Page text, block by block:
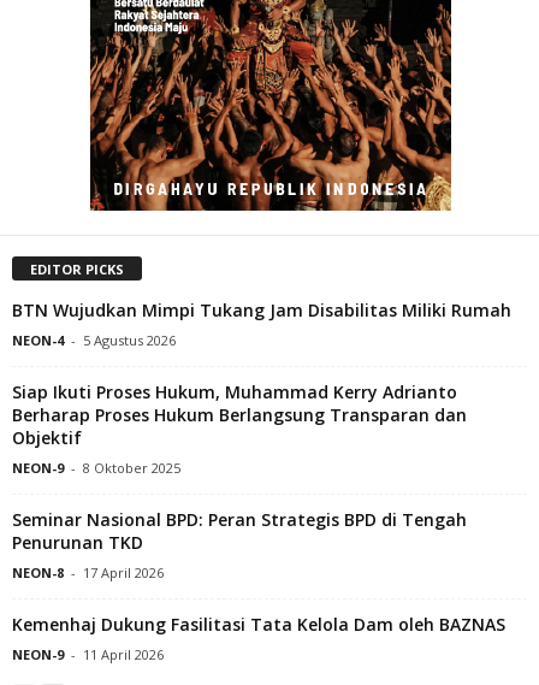
EDITOR PICKS
BTN Wujudkan Mimpi Tukang Jam Disabilitas Miliki Rumah
NEON-4 - 5 Agustus 2026
Siap Ikuti Proses Hukum, Muhammad Kerry Adrianto
Berharap Proses Hukum Berlangsung Transparan dan
Objektif
NEON-9 - 8 Oktober 2025
Seminar Nasional BPD: Peran Strategis BPD di Tengah
Penurunan TKD
NEON-8 - 17 April 2026
Kemenhaj Dukung Fasilitasi Tata Kelola Dam oleh BAZNAS
NEON-9 - 11 April 2026